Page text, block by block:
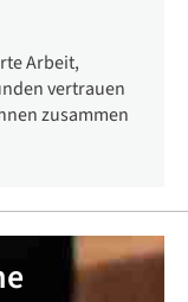
Arbeit,
vertrauen
zusammen